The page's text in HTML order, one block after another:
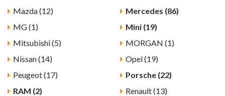
Mazda (12)
Mercedes (86)
MG (1)
Mini (19)
Mitsubishi (5)
MORGAN (1)
Nissan (14)
Opel (19)
Peugeot (17)
Porsche (22)
RAM (2)
Renault (13)